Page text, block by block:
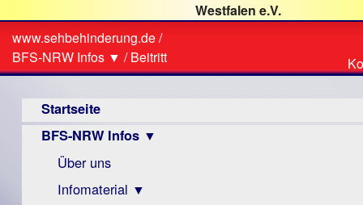
Westfalen e.V.
Sie
sind
hier
www.sehbehinderung.de/
BFS-NRW Infos ▼ /Beitritt
Startseite
BFS-NRW Infos ▼
Über uns
Infomaterial ▼